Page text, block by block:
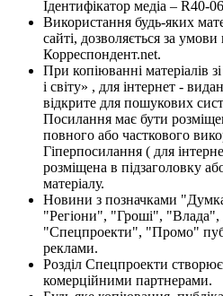
Ідентифікатор медіа – R40-
Використання будь-яких
сайті, дозволяється за
Корреспондент.net.
При копіюванні матеріалів
і світу» , для інтернет -
відкрите для пошукових
Посилання має бути
повного або часткового
Гіперпосилання ( для
розміщена в підзаголовку
матеріалу.
Новини з позначками
"Регіони", "Гроші",
"Спецпроекти", "Промо"
реклами.
Розділ Спецпроекти
комерційними партнерами.